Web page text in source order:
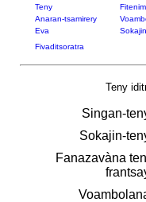
Teny
Anaran-tsamirery
Eva
Fivaditsoratra
Teny
Singan-
Sokajin-
Fanazavàna